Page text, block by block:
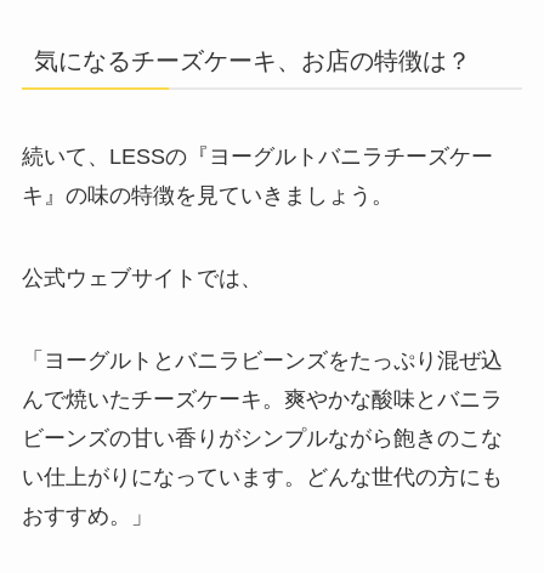
気になるチーズケーキ、お店の特徴は？
続いて、LESSの『ヨーグルトバニラチーズケー
キ』の味の特徴を見ていきましょう。
公式ウェブサイトでは、
「ヨーグルトとバニラビーンズをたっぷり混ぜ込
んで焼いたチーズケーキ。爽やかな酸味とバニラ
ビーンズの甘い香りがシンプルながら飽きのこな
い仕上がりになっています。どんな世代の方にも
おすすめ。」